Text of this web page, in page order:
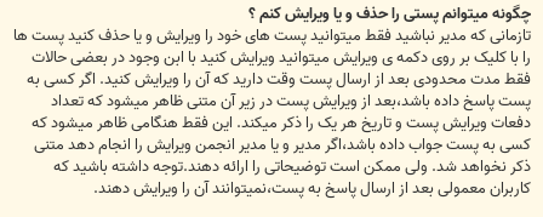
چگونه میتوانم پستی را حذف و یا ویرایش کنم ؟
تازمانی که مدیر نباشید فقط میتوانید پست های خود را ویرایش و یا حذف کنید پست ها
را با کلیک بر روی دکمه ی ویرایش میتوانید ویرایش کنید با ابن وجود در بعضی حالات
فقط مدت محدودی بعد از ارسال پست وقت دارید که آن را ویرایش کنید. اگر کسی به
پست پاسخ داده باشد،بعد از ویرایش پست در زیر آن متنی ظاهر میشود که تعداد
دفعات ویرایش پست و تاریخ هر یک را ذکر میکند. این فقط هنگامی ظاهر میشود که
کسی به پست جواب داده باشد،اگر مدیر و یا مدیر انجمن ویرایش را انجام دهد متنی
ذکر نخواهد شد. ولی ممکن است توضیحاتی را ارائه دهند.توجه داشته باشید که
کاربران معمولی بعد از ارسال پاسخ به پست،نمیتوانند آن را ویرایش دهند.